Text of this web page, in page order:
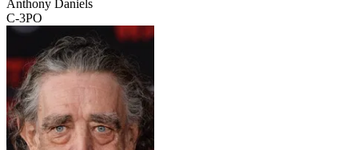
Anthony Daniels
C-3PO